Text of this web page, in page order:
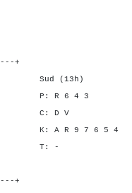
8
A R
+
|
6 4 3 |
V |
9 7 6 5
|
+